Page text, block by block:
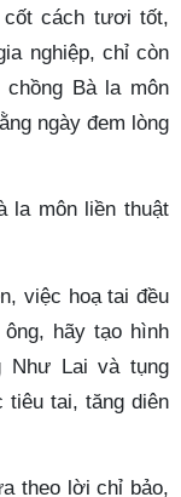
cách tươi tốt,
nghiệp, chỉ còn
Bà la môn
ngày đem lòng
la môn liền thuật
việc hoạ tai đều
hãy tạo hình
Lai và tụng
tiêu tai, tăng diên
theo lời chỉ bảo,